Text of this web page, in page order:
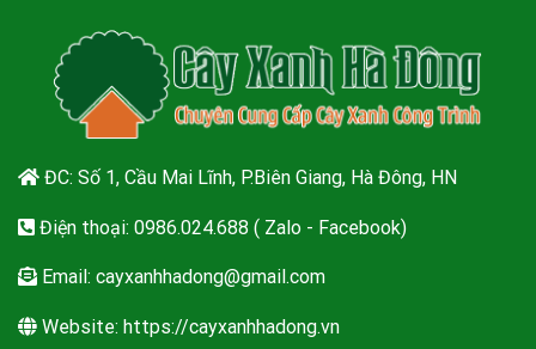
ĐC: Số 1, Cầu Mai Lĩnh, P.Biên Giang, Hà Đông, HN
Điện thoại: 0986.024.688 ( Zalo - Facebook)
Email: cayxanhhadong@gmail.com
Website: https://cayxanhhadong.vn